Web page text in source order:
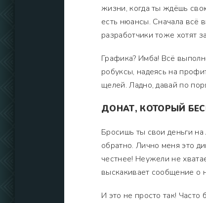
жизни, когда ты ждёшь
есть нюансы. Сначала всё
разработчики тоже хотят
Графика? Имба! Всё
робуксы, надеясь на
щелей. Ладно, давай по
ДОНАТ, КОТОРЫЙ
Бросишь ты свои деньги
обратно. Лично меня это
честнее! Неужели не
выскакивает сообщение о
И это не просто так!